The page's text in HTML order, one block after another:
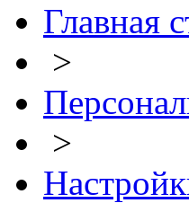
Главная
>
>